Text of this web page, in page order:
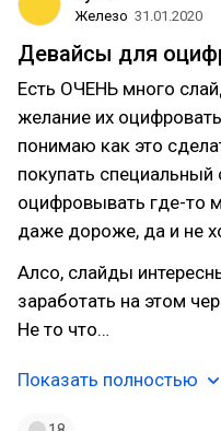
Железо 31.01.2020
Девайсы для
Есть ОЧЕНЬ много
желание их
понимаю как это
покупать специальный
оцифровывать где-то
даже дороже, да и не
Алсо, слайды
заработать на этом
Не то что…
Показать полностью